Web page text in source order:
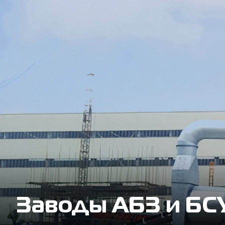
Заводы АБЗ и